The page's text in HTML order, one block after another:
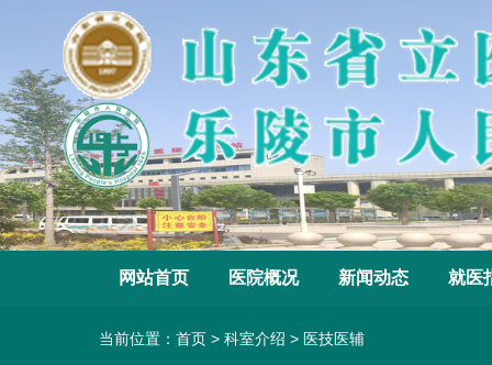
网站首页 医院概况 新闻动态 就医
当前位置： 首页 > 科室介绍 > 医技医辅